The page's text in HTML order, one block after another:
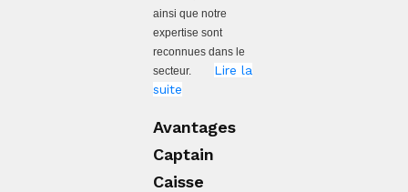
ainsi que notre
expertise sont
reconnues dans le
secteur.
Lire la
suite
Avantages
Captain
Caisse